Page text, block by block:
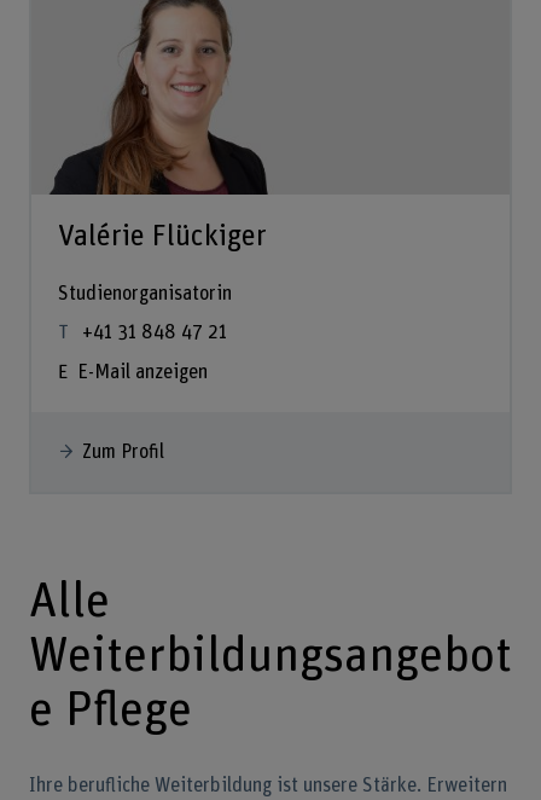
Valérie Flückiger
Studienorganisatorin
+41 31 848 47 21
E-Mail anzeigen
Zum Profil
Alle
Weiterbildungsangebot
e Pflege
Ihre berufliche Weiterbildung ist unsere Stärke. Erweitern